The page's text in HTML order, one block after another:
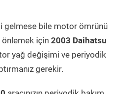
gelmese bile motor ömrünü
önlemek için 2003 Daihatsu
yağ değişimi ve periyodik
gerekir.